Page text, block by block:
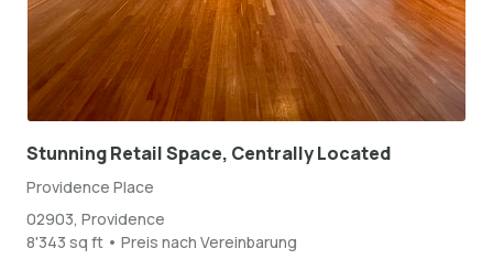
Stunning Retail Space, Centrally Located
Providence Place
02903, Providence
8'343 sq ft • Preis nach Vereinbarung